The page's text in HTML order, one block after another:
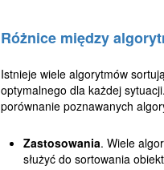
Różnice między
Istnieje wiele algorytmów
optymalnego dla każdej
porównanie poznawanych
Zastosowania. Wiele
służyć do sortowania